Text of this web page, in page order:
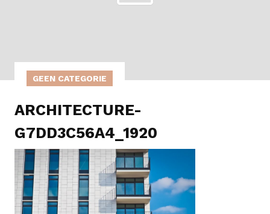
GEEN CATEGORIE
ARCHITECTURE-
G7DD3C56A4_1920